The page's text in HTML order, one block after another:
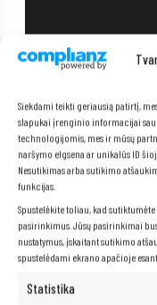
Siekdami teikti geriausią patirtį,
slapukai įrenginio informacijai
technologijomis, mes ir mūsų
naršymo elgsena ar unikalūs ID
Nesutikimas arba sutikimo
funkcijas.
Spustelėkite toliau, kad
pasirinkimus. Jūsų pasirinkimai
nustatymus, įskaitant sutikimo
spustelėdami ekrano apačioje
Statistika
NVIDIA
plokštė
vaizdo redagavimui ir